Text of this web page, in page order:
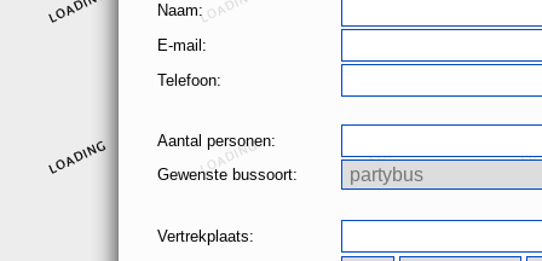
Naam:
E-mail:
Telefoon:
Aantal personen:
Gewenste bussoort:
Vertrekplaats: